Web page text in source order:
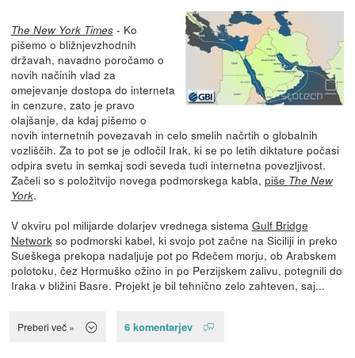
The New York Times- Ko
pišemo o bližnjevzhodnih
državah, navadno poročamo o
novih načinih vlad za
omejevanje dostopa do interneta
in cenzure, zato je pravo
olajšanje, da kdaj pišemo o
novih internetnih povezavah in celo smelih načrtih o globalnih
vozliščih. Za to pot se je odločil Irak, ki se po letih diktature počasi
odpira svetu in semkaj sodi seveda tudi internetna povezljivost.
Začeli so s položitvijo novega podmorskega kabla, piše The New
York.
V okviru pol milijarde dolarjev vrednega sistema Gulf Bridge
Network so podmorski kabel, ki svojo pot začne na Siciliji in preko
Sueškega prekopa nadaljuje pot po Rdečem morju, ob Arabskem
polotoku, čez Hormuško ožino in po Perzijskem zalivu, potegnili do
Iraka v bližini Basre. Projekt je bil tehnično zelo zahteven, saj...
Preberi več » 6 komentarjev